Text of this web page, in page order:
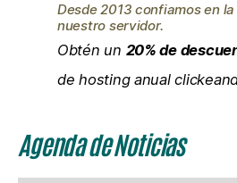
Desde 2013 confiamos en
nuestro servidor.
Obtén un 20% de
de hosting anual
Agenda de Noticias